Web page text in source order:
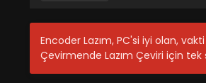
Encoder Lazım, PC'si iyi olan,
Çevirmende Lazım Çeviri için